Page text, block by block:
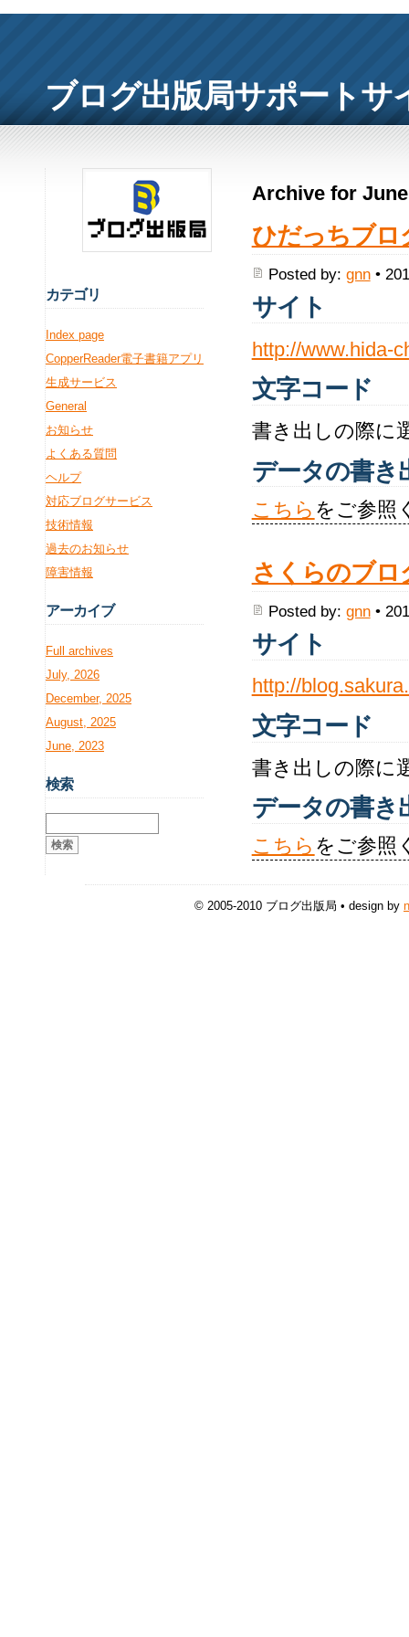
ブログ出版局サポートサ
Archive for
ひだっちブロ
Posted by: gnn•
サイト
http://www.hida-
文字コード
書き出しの際に
データの書き
こちら をご参照
さくらのブロ
Posted by: gnn•
サイト
http://
文字コード
書き出しの際に
データの書き
こちら をご参照
カテゴリ
Index page
CopperReader電子書籍アプリ
生成サービス
General
お知らせ
よくある質問
ヘルプ
対応ブログサービス
技術情報
過去のお知らせ
障害情報
アーカイブ
Full archives
July, 2026
December, 2025
August, 2025
June, 2023
検索
© 2005-2010 ブログ出版局 • design by